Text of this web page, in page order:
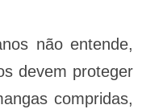
não entende,
devem proteger
compridas,